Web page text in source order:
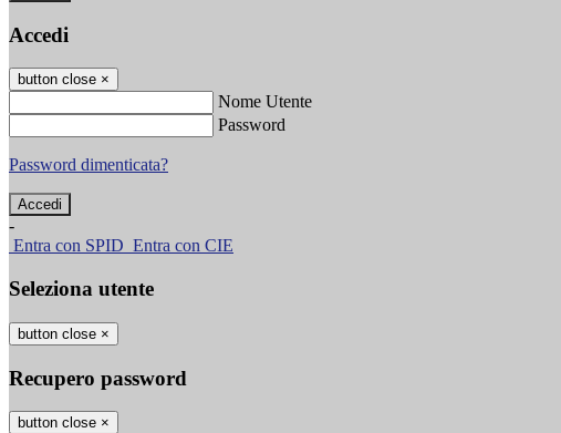
Accedi
button close ×
Nome Utente
Password
Password dimenticata?
-
Entra con SPID Entra con CIE
Seleziona utente
button close ×
Recupero password
button close ×